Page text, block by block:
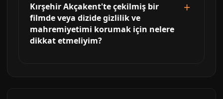
Kırşehir Akçakent'te çekilmiş bir
filmde veya dizide gizlilik ve
mahremiyetimi korumak için nelere
dikkat etmeliyim?